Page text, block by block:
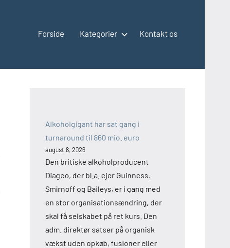
Forside Kategorier Kontakt os
Alkoholgigant har sat gang i
turnaround til 860 mio. euro
august 8, 2026
Den britiske alkoholproducent
Diageo, der bl.a. ejer Guinness,
Smirnoff og Baileys, er i gang med
en stor organisationsændring, der
skal få selskabet på ret kurs. Den
adm. direktør satser på organisk
vækst uden opkøb, fusioner eller